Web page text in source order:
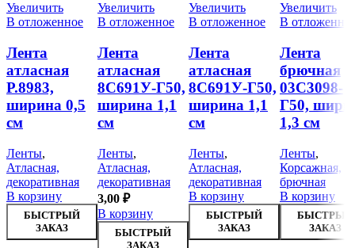
Увеличить
В отложенное
Лента
атласная
Р.8983,
ширина 0,5
см
Ленты,
Атласная,
декоративная
В корзину
БЫСТРЫЙ
ЗАКАЗ
Увеличить
В отложенное
Лента
атласная
8С691У-Г50,
ширина 1,1
см
Ленты,
Атласная,
декоративная
3,00 ₽
В корзину
БЫСТРЫЙ
ЗАКАЗ
Увеличить
В отложенное
Лента
атласная
8С691У-Г50,
ширина 1,1
см
Ленты,
Атласная,
декоративная
В корзину
БЫСТРЫЙ
ЗАКАЗ
Увеличить
В
Лента
брючная
03С3098-
Г50,
1,3 см
Ленты,
Корсажная,
брючная
В корзину
БЫСТРЫЙ
ЗАКАЗ